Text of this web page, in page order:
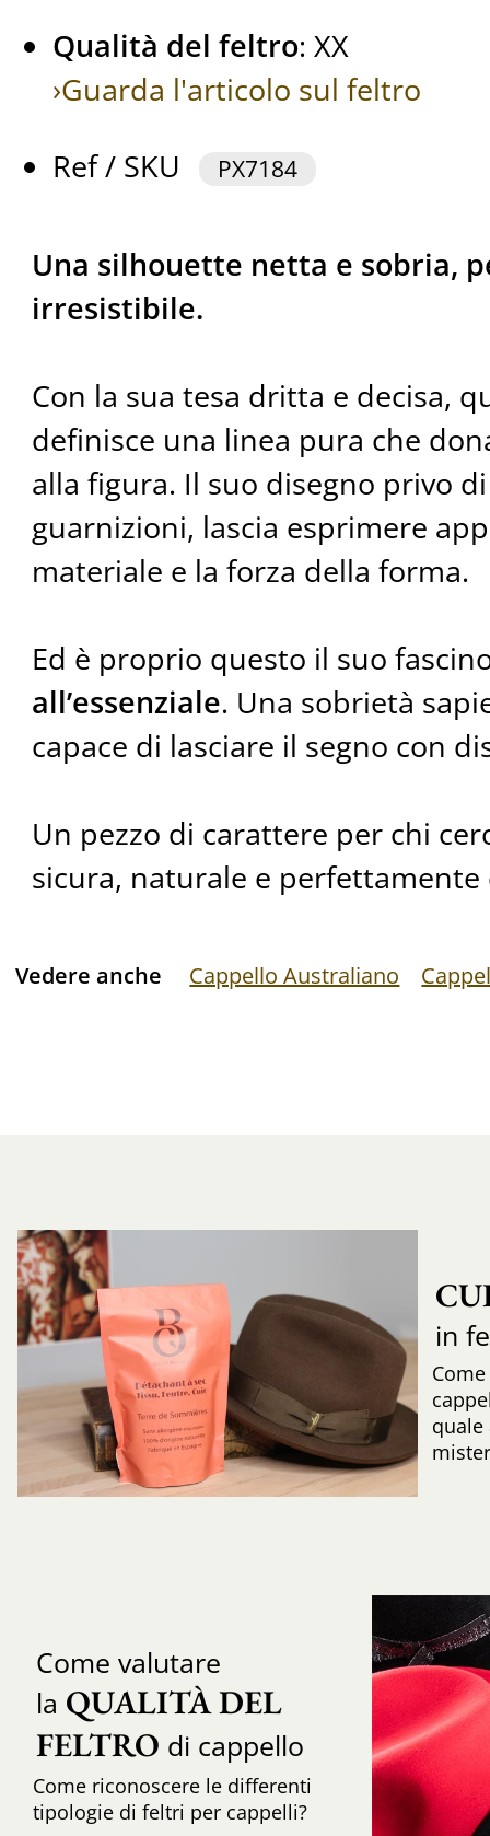
Qualità del feltro: XX
›Guarda l'articolo sul feltro
Ref / SKU
PX7184
Una silhouette netta e sobria,
irresistibile.
Con la sua tesa dritta e decisa,
definisce una linea pura che
alla figura. Il suo disegno privo
guarnizioni, lascia esprimere
materiale e la forza della forma.
Ed è proprio questo il suo
all’essenziale. Una sobrietà
capace di lasciare il segno con
Un pezzo di carattere per chi
sicura, naturale e perfettamente
Vedere anche Cappello Australiano
in
Come valutare
la QUALITÀ DEL
FELTRO di cappello
Come riconoscere le differenti
tipologie di feltri per cappelli?